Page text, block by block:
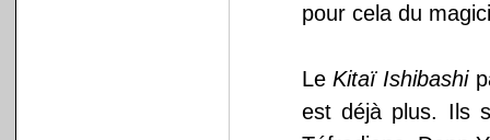
pour cela du
LeKitaï Ishibashi
est déjà plus. Ils